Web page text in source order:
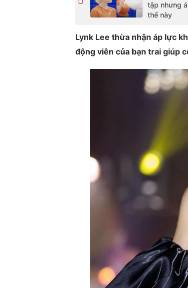
tập nhưng
thế này
Lynk Lee thừa nhận áp lực
động viên của bạn trai giúp